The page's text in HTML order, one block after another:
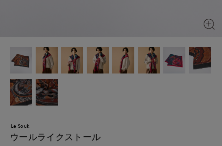
Le Souk
ウールライクストール